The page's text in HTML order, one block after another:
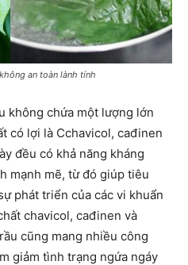
an toàn lành tính
không chứa một lượng lớn
có lợi là Cchavicol, cađinen
đều có khả năng kháng
mạnh mẽ, từ đó giúp tiêu
phát triển của các vi khuẩn
chavicol, cađinen và
cũng mang nhiều công
giảm tình trạng ngứa ngáy